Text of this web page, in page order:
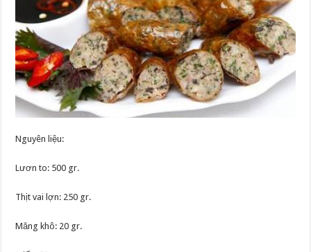
Nguyên liệu:
Lươn to: 500 gr.
Thịt vai lợn: 250 gr.
Măng khô: 20 gr.